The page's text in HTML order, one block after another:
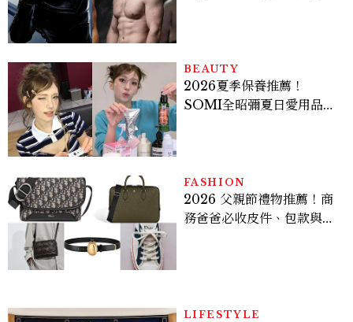
BEAUTY
2026夏季保養推薦！
SOMI全昭彌夏日愛用品公
FASHION
2026 父親節禮物推薦！商
務爸爸必收皮件、包款與鞋
LIFESTYLE